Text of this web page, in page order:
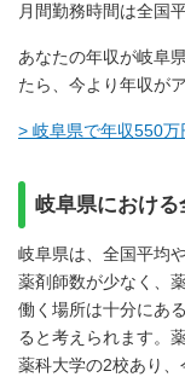
月間勤務時間は全国
あなたの年収が岐阜
たら、今より年収が
> 岐阜県で年収550
岐阜県におけ
岐阜県は、全国平均
薬剤師数が少なく、
働く場所は十分にあ
ると考えられます。
薬科大学の2校あり、